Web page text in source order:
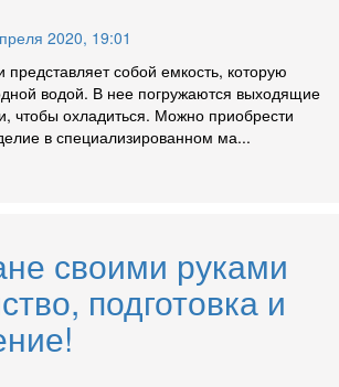
2020, 19:01
представляет собой емкость, которую
водой. В нее погружаются выходящие
чтобы охладиться. Можно приобрести
в специализированном ма...
своими руками
подготовка и